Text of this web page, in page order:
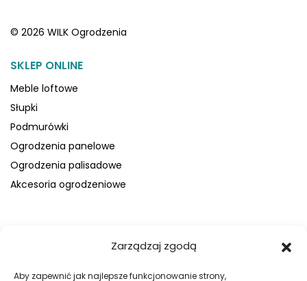
Zarządzaj zgodą
Aby zapewnić jak najlepsze funkcjonowanie strony,
© 2026 WILK Ogrodzenia
SKLEP ONLINE
Meble loftowe
Słupki
Podmurówki
Ogrodzenia panelowe
Ogrodzenia palisadowe
Akcesoria ogrodzeniowe
Blog